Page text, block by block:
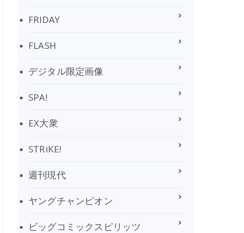
FRIDAY
FLASH
デジタル限定画像
SPA!
EX大衆
STRiKE!
週刊現代
ヤングチャンピオン
ビッグコミックスピリッツ